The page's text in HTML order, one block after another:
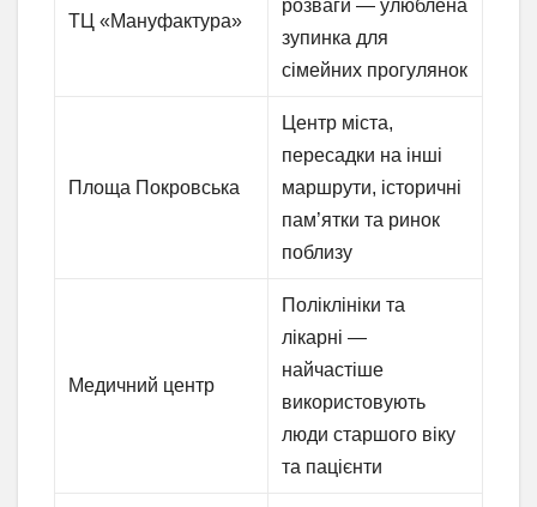
ТЦ «Мануфактура»
розваги — улюблена
зупинка для
сімейних прогулянок
Площа Покровська
Центр міста,
пересадки на інші
маршрути, історичні
пам’ятки та ринок
поблизу
Медичний центр
Поліклініки та
лікарні —
найчастіше
використовують
люди старшого віку
та пацієнти